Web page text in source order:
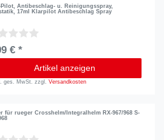
Pilot, Antibeschlag- u. Reinigungsspray,
17ml Klarpilot Antibeschlag Spray
€ *
Artikel anzeigen
ges. MwSt. zzgl.Versandkosten
für rueger Crosshelm/Integralhelm RX-967/968 S-